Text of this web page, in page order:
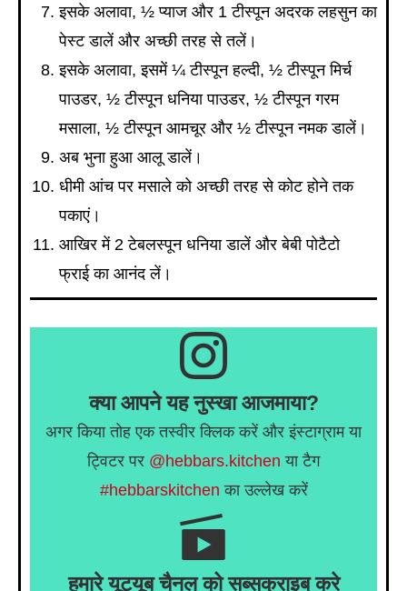
इसके अलावा, ½ प्याज और 1 टीस्पून अदरक लहसुन का
पेस्ट डालें और अच्छी तरह से तलें।
इसके अलावा, इसमें ¼ टीस्पून हल्दी, ½ टीस्पून मिर्च
पाउडर, ½ टीस्पून धनिया पाउडर, ½ टीस्पून गरम
मसाला, ½ टीस्पून आमचूर और ½ टीस्पून नमक डालें।
अब भुना हुआ आलू डालें।
धीमी आंच पर मसाले को अच्छी तरह से कोट होने तक
पकाएं।
आखिर में 2 टेबलस्पून धनिया डालें और बेबी पोटैटो
फ्राई का आनंद लें।
क्या आपने यह नुस्खा आजमाया?
अगर किया तोह एक तस्वीर क्लिक करें और इंस्टाग्राम या
ट्विटर पर @hebbars.kitchen या टैग
#hebbarskitchen का उल्लेख करें
हमारे यूट्यूब चैनल को सब्सक्राइब करे